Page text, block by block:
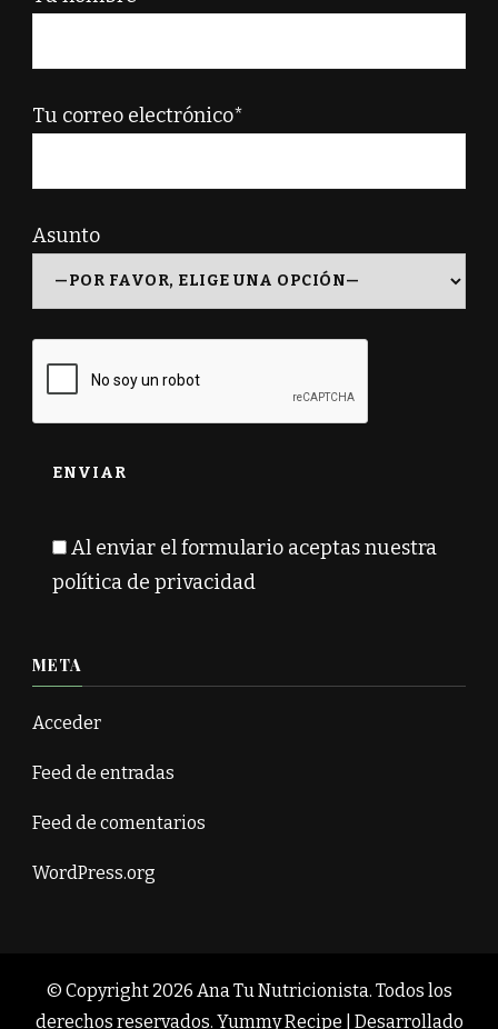
Tu correo electrónico*
Asunto
Al enviar el formulario aceptas nuestra
política de privacidad
META
Acceder
Feed de entradas
Feed de comentarios
WordPress.org
© Copyright 2026 Ana Tu Nutricionista. Todos los
derechos reservados. Yummy Recipe | Desarrollado